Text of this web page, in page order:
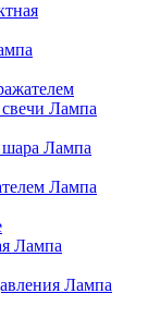
Лампа
Лампа
Лампа
Лампа
Лампа